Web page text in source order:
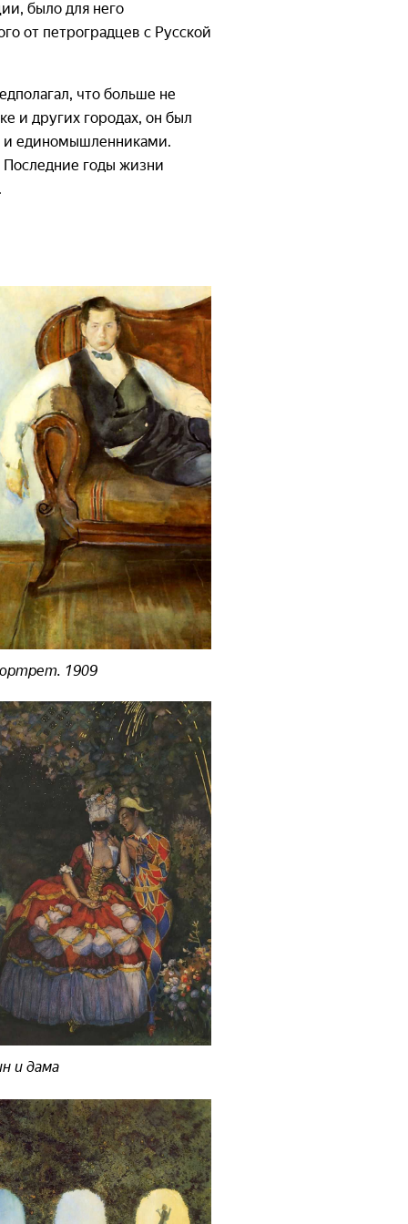
было для него
от петроградцев с Русской
что больше не
и других городах, он был
и единомышленниками.
Последние годы жизни
1909
и дама